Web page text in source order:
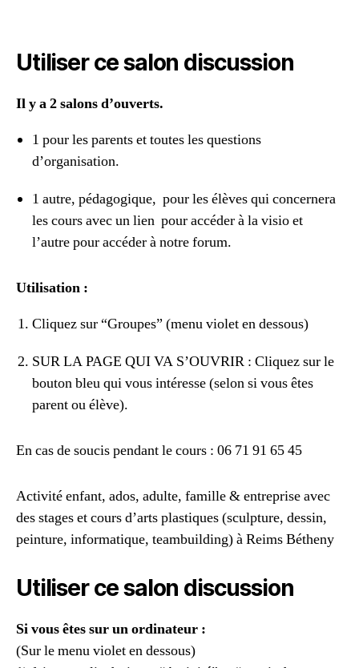
Utiliser ce salon discussion
Il y a 2 salons d’ouverts.
1 pour les parents et toutes les questions
d’organisation.
1 autre, pédagogique, pour les élèves qui concernera
les cours avec un lien pour accéder à la visio et
l’autre pour accéder à notre forum.
Utilisation :
Cliquez sur “Groupes” (menu violet en dessous)
SUR LA PAGE QUI VA S’OUVRIR : Cliquez sur le
bouton bleu qui vous intéresse (selon si vous êtes
parent ou élève).
En cas de soucis pendant le cours : 06 71 91 65 45
Activité enfant, ados, adulte, famille & entreprise avec
des stages et cours d’arts plastiques (sculpture, dessin,
peinture, informatique, teambuilding) à Reims Bétheny
Utiliser ce salon discussion
Si vous êtes sur un ordinateur :
(Sur le menu violet en dessous)